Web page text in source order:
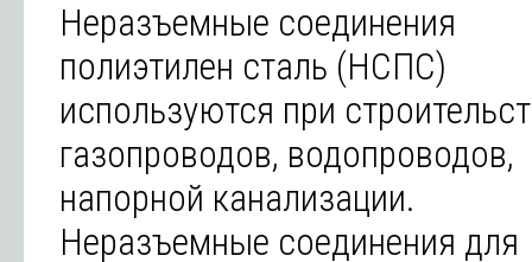
Неразъемные соединения
полиэтилен сталь (НСПС)
используются при
газопроводов, водопроводов,
напорной канализации.
Неразъемные соединения для